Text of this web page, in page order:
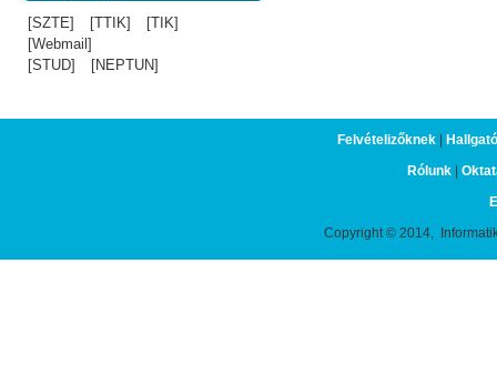
[SZTE]
[TTIK]
[TIK]
[Webmail]
[STUD]
[NEPTUN]
Felvételizőknek|
Rólunk|
Copyright © 2014,